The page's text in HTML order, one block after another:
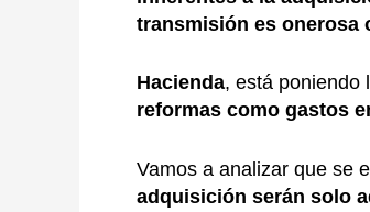
transmisión es onerosa
Hacienda, está poniendo
reformas como gastos
Vamos a analizar que se
adquisición serán solo